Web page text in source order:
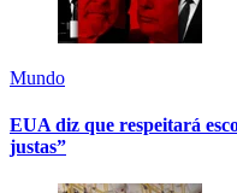
Mundo
EUA diz que respeitará
justas”